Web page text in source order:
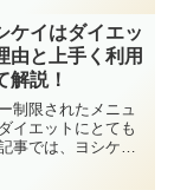
ケイはダイエッ
由と上手く利用
解説！
制限されたメニュ
イエットにとても
事では、ヨシケイ